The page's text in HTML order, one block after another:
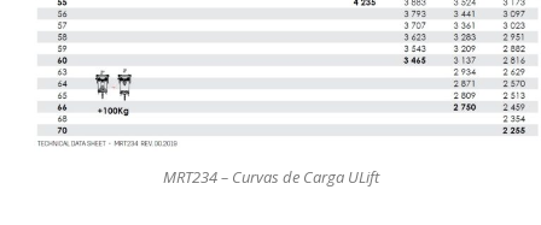
MRT234 – Curvas de Carga ULift